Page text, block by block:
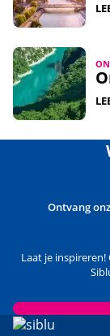
Ontvang
Laat je